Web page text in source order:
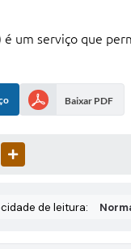
é um serviço que
Baixar PDF
de leitura: